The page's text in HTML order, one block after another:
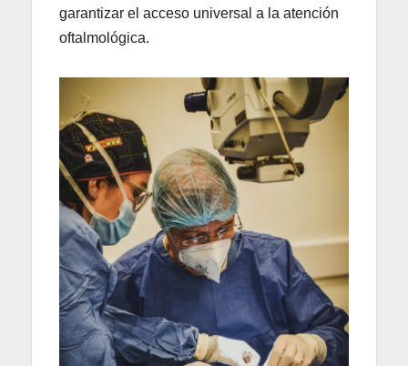
garantizar el acceso universal a la atención
oftalmológica.